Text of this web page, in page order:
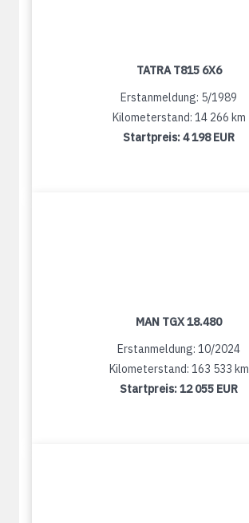
TATRA T815 6X6
Erstanmeldung: 5/1989
Kilometerstand: 14 266 km
Startpreis:4 198 EUR
MAN TGX 18.480
Erstanmeldung: 10/2024
Kilometerstand: 163 533 km
Startpreis:12 055 EUR